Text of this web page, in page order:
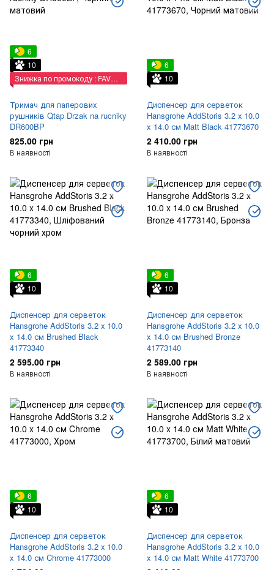
6
10
Знижка по промокоду : FAVORIT
Тримач для паперових
рушників Qtap Drzak na rucniky
DR600BP
825.00 грн
В наявності
6
10
Диспенсер для серветок
Hansgrohe AddStoris 3.2 х 10.0
x 14.0 см Matt Black 41773670
2 410.00 грн
В наявності
6
10
Диспенсер для серветок
Hansgrohe AddStoris 3.2 х 10.0
x 14.0 см Brushed Black
41773340
2 595.00 грн
В наявності
6
10
Диспенсер для серветок
Hansgrohe AddStoris 3.2 х 10.0
x 14.0 см Brushed Bronze
41773140
2 589.00 грн
В наявності
6
10
Диспенсер для серветок
Hansgrohe AddStoris 3.2 х 10.0
x 14.0 см Chrome 41773000
6
10
Диспенсер для серветок
Hansgrohe AddStoris 3.2 х 10.0
x 14.0 см Matt White 41773700